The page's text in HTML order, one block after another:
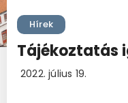
Hírek
Tájékoztatás
2022. július 19.